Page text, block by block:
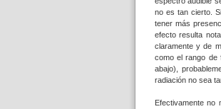
no es tan cierto.
tener más
efecto resulta
claramente y de
como el rango de
abajo),
radiación no sea
Efectivamente